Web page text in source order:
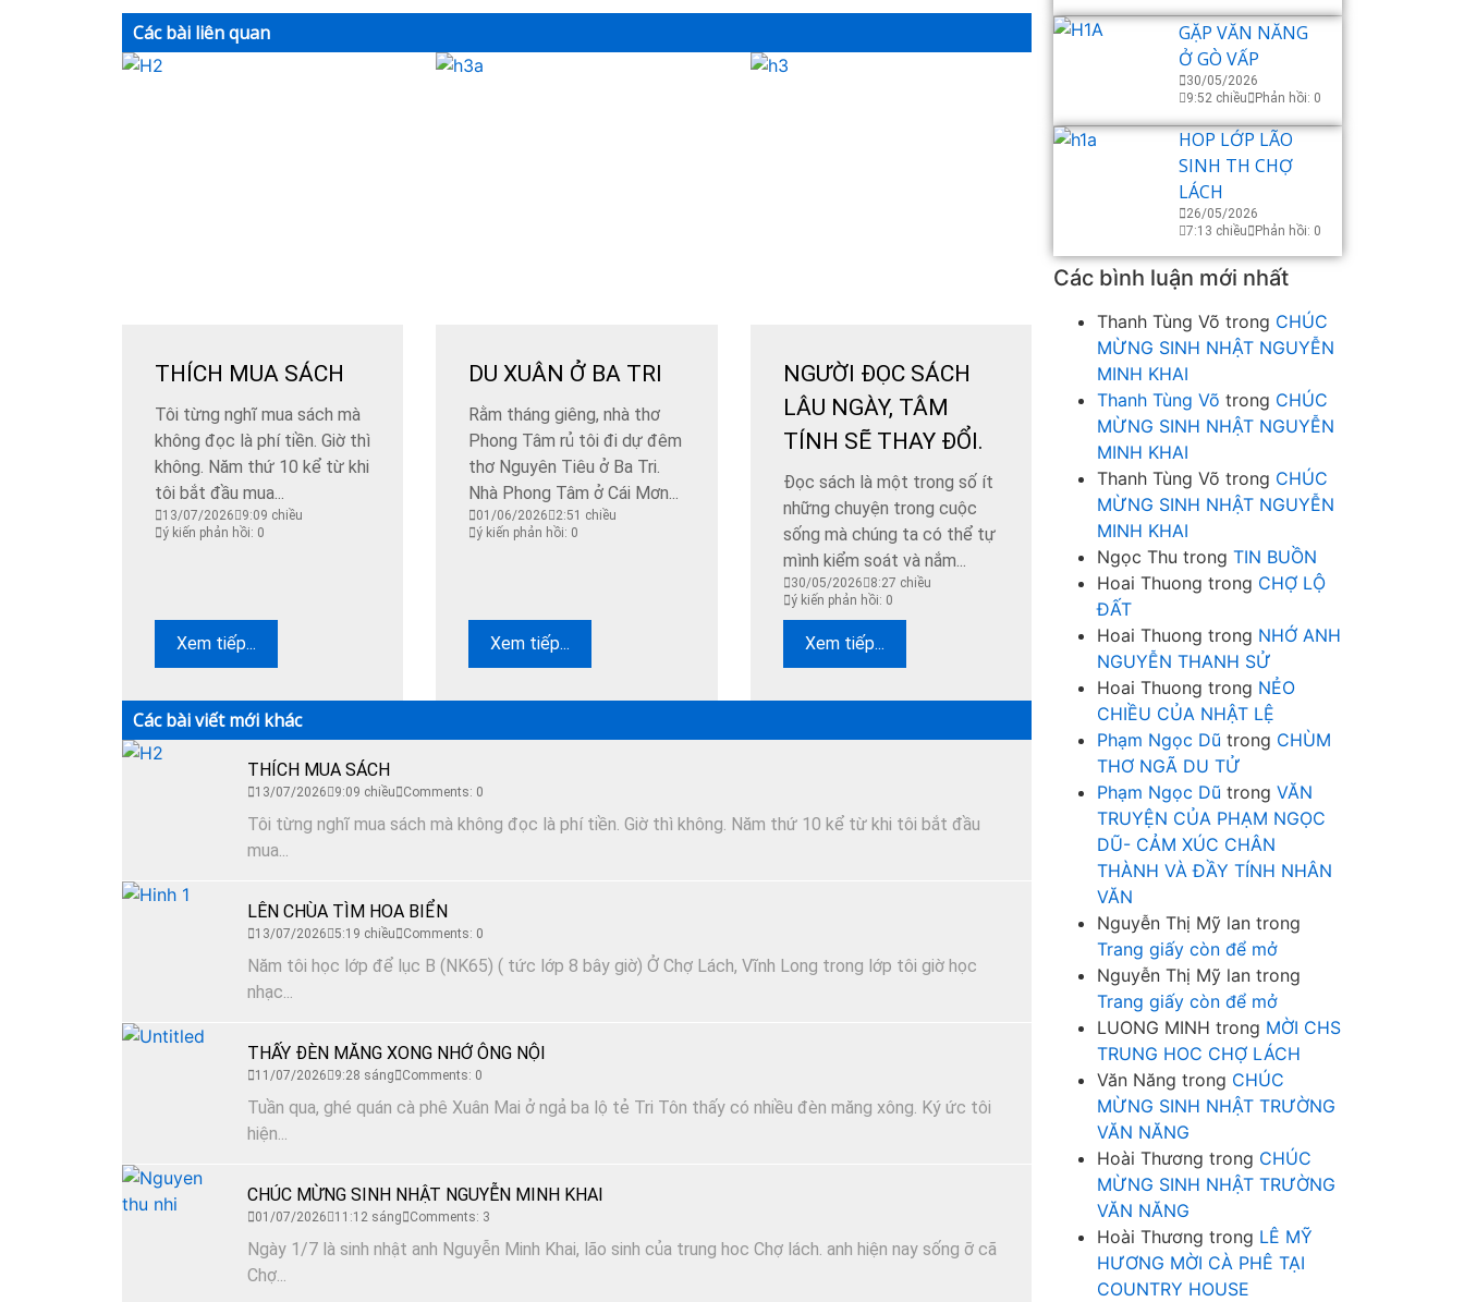
Các bài liên quan
THÍCH MUA SÁCH
Tôi từng nghĩ mua sách mà
không đọc là phí tiền. Giờ thì
không. Năm thứ 10 kể từ khi
tôi bắt đầu mua...
13/07/2026
9:09 chiều
ý kiến phản hồi: 0
Xem tiếp...
DU XUÂN Ở BA TRI
Rằm tháng giêng, nhà thơ
Phong Tâm rủ tôi đi dự đêm
thơ Nguyên Tiêu ở Ba Tri.
Nhà Phong Tâm ở Cái Mơn...
01/06/2026
2:51 chiều
ý kiến phản hồi: 0
Xem tiếp...
NGƯỜI ĐỌC SÁCH
LÂU NGÀY, TÂM
TÍNH SẼ THAY ĐỔI.
Đọc sách là một trong số ít
những chuyện trong cuộc
sống mà chúng ta có thể tự
mình kiểm soát và nắm...
30/05/2026
8:27 chiều
ý kiến phản hồi: 0
Xem tiếp...
Các bài viết mới khác
THÍCH MUA SÁCH
13/07/2026 9:09 chiều Comments: 0
Tôi từng nghĩ mua sách mà không đọc là phí tiền. Giờ thì không. Năm thứ 10 kể từ khi tôi bắt đầu
mua...
LÊN CHÙA TÌM HOA BIỂN
13/07/2026 5:19 chiều Comments: 0
Năm tôi học lớp để lục B (NK65) ( tức lớp 8 bây giờ) Ở Chợ Lách, Vĩnh Long trong lớp tôi giờ học
nhạc...
THẤY ĐÈN MĂNG XONG NHỚ ÔNG NỘI
11/07/2026 9:28 sáng Comments: 0
Tuần qua, ghé quán cà phê Xuân Mai ở ngả ba lộ tẻ Tri Tôn thấy có nhiều đèn măng xông. Ký ức tôi
hiện...
CHÚC MỪNG SINH NHẬT NGUYỄN MINH KHAI
01/07/2026 11:12 sáng Comments: 3
Ngày 1/7 là sinh nhật anh Nguyễn Minh Khai, lão sinh của trung hoc Chợ lách. anh hiện nay sống ỡ cã
Chợ...
GẶP VĂN NĂNG
Ở GÒ VẤP
30/05/2026
9:52 chiều
Phản hồi: 0
HOP LỚP LÃO
SINH TH CHỢ
LÁCH
26/05/2026
7:13 chiều
Phản hồi: 0
Các bình luận mới nhất
Thanh Tùng Võ trong CHÚC
MỪNG SINH NHẬT NGUYỄN
MINH KHAI
Thanh Tùng Võ trong CHÚC
MỪNG SINH NHẬT NGUYỄN
MINH KHAI
Thanh Tùng Võ trong CHÚC
MỪNG SINH NHẬT NGUYỄN
MINH KHAI
Ngọc Thu trong TIN BUỒN
Hoai Thuong trong CHỢ LỘ
ĐẤT
Hoai Thuong trong NHỚ ANH
NGUYỄN THANH SỬ
Hoai Thuong trong NẺO
CHIỀU CỦA NHẬT LỆ
Phạm Ngọc Dũ trong CHÙM
THƠ NGÃ DU TỬ
Phạm Ngọc Dũ trong VĂN
TRUYỆN CỦA PHẠM NGỌC
DŨ- CẢM XÚC CHÂN
THÀNH VÀ ĐẦY TÍNH NHÂN
VĂN
Nguyễn Thị Mỹ lan trong
Trang giấy còn để mở
Nguyễn Thị Mỹ lan trong
Trang giấy còn để mở
LUONG MINH trong MỜI CHS
TRUNG HOC CHỢ LÁCH
Văn Năng trong CHÚC
MỪNG SINH NHẬT TRƯỜNG
VĂN NĂNG
Hoài Thương trong CHÚC
MỪNG SINH NHẬT TRƯỜNG
VĂN NĂNG
Hoài Thương trong LÊ MỸ
HƯƠNG MỜI CÀ PHÊ TẠI
COUNTRY HOUSE